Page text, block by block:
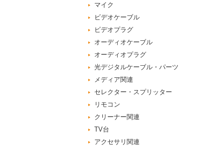
マイク
ビデオケーブル
ビデオプラグ
オーディオケーブル
オーディオプラグ
光デジタルケーブル・パーツ
メディア関連
セレクター・スプリッター
リモコン
クリーナー関連
TV台
アクセサリ関連